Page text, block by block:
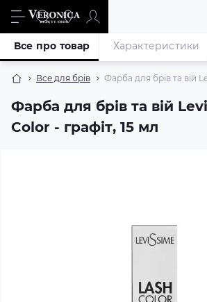
Все для брів Фарба для брів та вій
Фарба для брів та вій
Color - графіт, 15 мл
Все про товар Характеристики